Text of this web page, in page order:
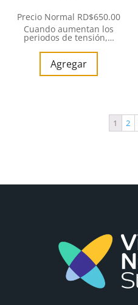
Precio Normal RD$650.00
Cuando aumentan los
periodos de tensión,…
Agregar
1 2